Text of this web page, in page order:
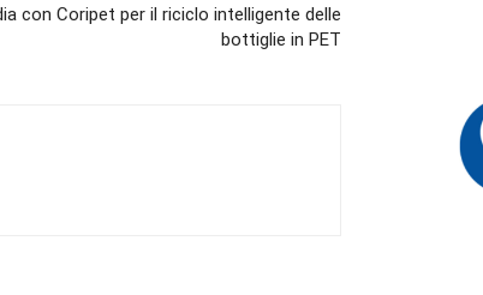
con Coripet per il riciclo intelligente delle
bottiglie in PET